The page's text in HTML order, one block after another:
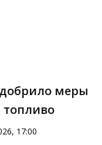
меры
топливо
17:00